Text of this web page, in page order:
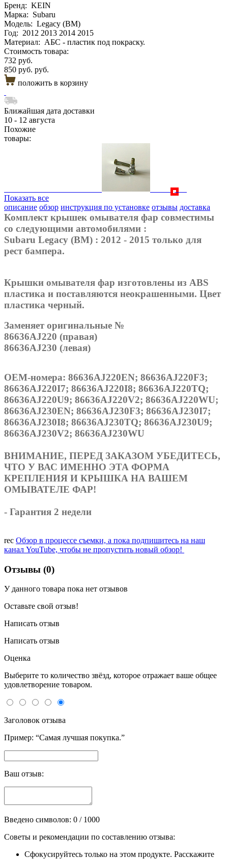
Бренд: KEIN
Марка: Subaru
Модель: Legacy (BM)
Год: 2012 2013 2014 2015
Материал: АБС - пластик под покраску.
Стоимость товара:
732 руб.
850 руб. руб.
положить в корзину
Ближайшая дата доставки
10 - 12 августа
Похожие
товары:
Показать все
описание обзор инструкция по установке отзывы доставка
Комплект крышек омывателя фар совместимы
со следующими автомобилями :
Subaru Legacy (BM) : 2012 - 2015 только для
рест бампера.
Крышки омывателя фар изготовлены из ABS
пластика и поставляются неокрашенными. Цвет
пластика черный.
Заменяет оригинальные №
86636AJ220 (правая)
86636AJ230 (левая)
OEM-номера: 86636AJ220EN; 86636AJ220F3;
86636AJ220I7; 86636AJ220I8; 86636AJ220TQ;
86636AJ220U9; 86636AJ220V2; 86636AJ220WU;
86636AJ230EN; 86636AJ230F3; 86636AJ230I7;
86636AJ230I8; 86636AJ230TQ; 86636AJ230U9;
86636AJ230V2; 86636AJ230WU
ВНИМАНИЕ, ПЕРЕД ЗАКАЗОМ УБЕДИТЕСЬ,
ЧТО У ВАС ИМЕННО ЭТА ФОРМА
КРЕПЛЕНИЯ И КРЫШКА НА ВАШЕМ
ОМЫВАТЕЛЕ ФАР!
- Гарантия 2 недели
rec Обзор в процессе съемки, а пока подпишитесь на наш
канал YouTube, чтобы не пропустить новый обзор!
Отзывы (0)
У данного товара пока нет отзывов
Оставьте свой отзыв!
Написать отзыв
Написать отзыв
Оценка
Выберите то количество звёзд, которое отражает ваше общее
удовлетворение товаром.
Заголовок отзыва
Пример: “Самая лучшая покупка.”
Ваш отзыв:
Введено символов: 0 / 1000
Советы и рекомендации по составлению отзыва:
Сфокусируйтесь только на этом продукте. Расскажите